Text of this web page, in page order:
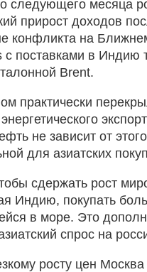
следующего месяца
прирост доходов
конфликта на
с поставками в
Brent.
практически
не зависит от
для азиатских
сдержать рост
Индию, покупать
в море. Это
спрос на
росту цен